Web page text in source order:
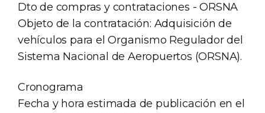
Dto de compras y contrataciones - ORSNA
Objeto de la contratación: Adquisición de
vehículos para el Organismo Regulador del
Sistema Nacional de Aeropuertos (ORSNA).
Cronograma
Fecha y hora estimada de publicación en el